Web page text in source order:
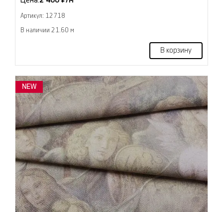
Артикул: 12718
В наличии 21.60 м
В корзину
NEW